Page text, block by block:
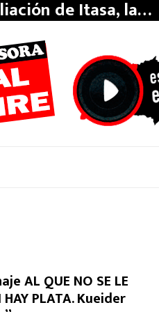
de Itasa, la…
AL QUE NO SE LE
PLATA. Kueider